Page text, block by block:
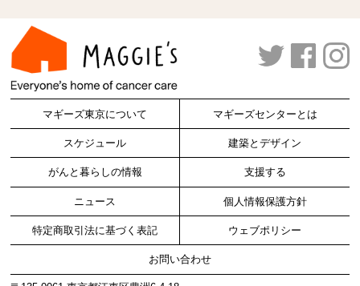
マギーズ東京について マギーズセンターとは
スケジュール 建築とデザイン
がんと暮らしの情報 支援する
ニュース 個人情報保護方針
特定商取引法に基づく表記 ウェブポリシー
お問い合わせ